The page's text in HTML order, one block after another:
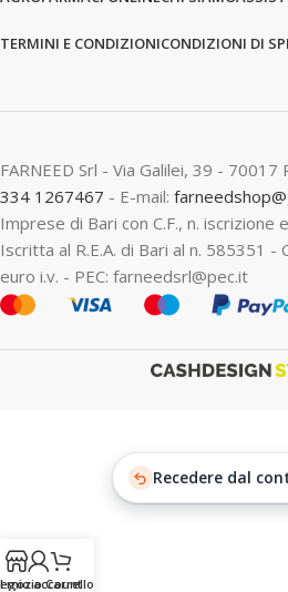
TERMINI E CONDIZIONICONDIZIONI DI
FARNEED Srl - Via Galilei, 39 -
334 1267467 - E-mail:
Imprese di Bari con C.F., n.
Iscritta al R.E.A. di Bari al n. 585351 -
euro i.v. - PEC: farneedsrl@pec.it
mio account
Carrello
Recedere dal